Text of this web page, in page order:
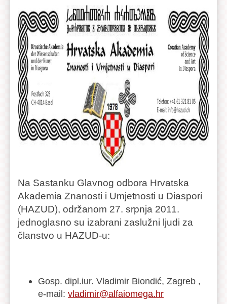
Na Sastanku Glavnog odbora Hrvatska
Akademia Znanosti i Umjetnosti u Diaspori
(HAZUD), održanom 27. srpnja 2011.
jednoglasno su izabrani zaslužni ljudi za
članstvo u HAZUD-u:
Gosp. dipl.iur. Vladimir Biondić, Zagreb ,
e-mail: vladimir@alfaiomega.hr